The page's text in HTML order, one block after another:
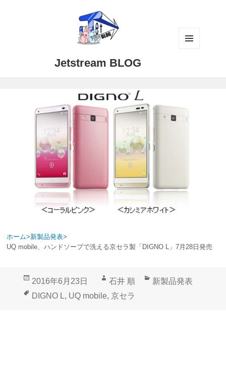
Jetstream BLOG
ホーム>新製品発表>
UQ mobile、ハンドソープで洗える京セラ製「DIGNO L」7月28日発売
投
稿
2016年6月23日
作
成
石井 順
カ
新製品発表
タ
DIGNO L, UQ mobile, 京セラ